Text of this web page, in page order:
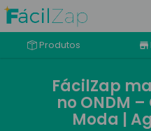
Produtos
FácilZap
no ONDM
Moda |